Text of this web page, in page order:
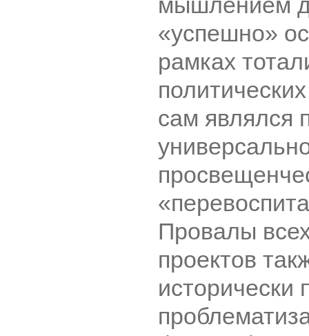
«успешно»
рамках
сам являлся
Провалы
проектов
исторически